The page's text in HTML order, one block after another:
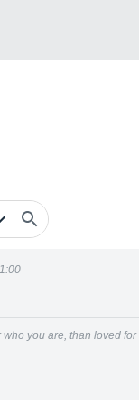
who you are, than loved